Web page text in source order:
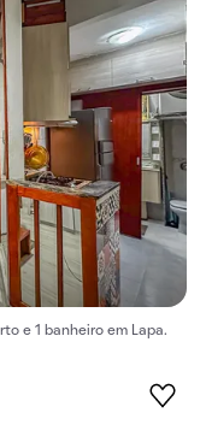
e 1 banheiro em Lapa.